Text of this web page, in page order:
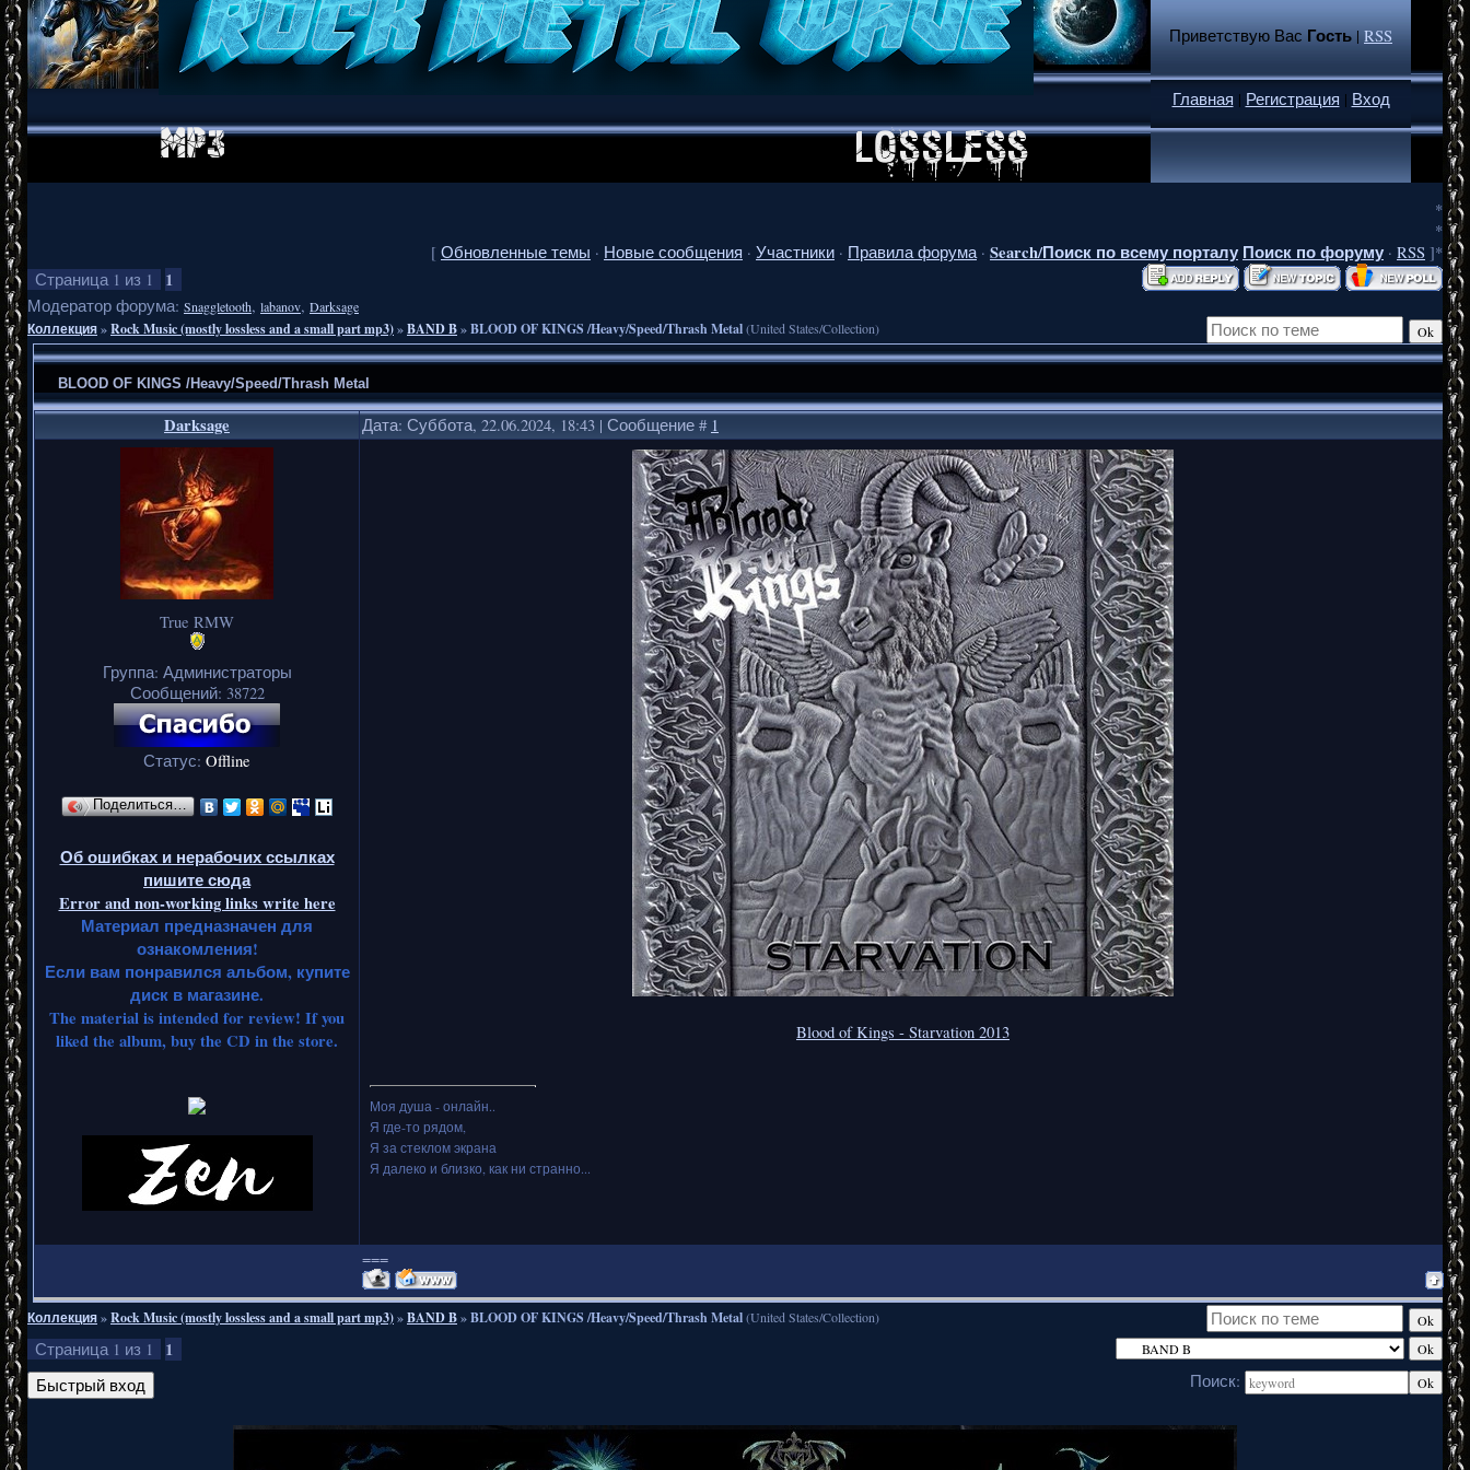
Приветствую Вас Гость|RSS
Главная | Регистрация | Вход
*
*
[ Обновленные темы · Новые сообщения · Участники · Правила форума · Search/Поиск по всему порталу Поиск по форуму · RSS ]*
Страница 1 из 1 1
Модератор форума: Snaggletooth, labanov, Darksage
Коллекция»Rock Music (mostly lossless and a small part mp3)»BAND B»BLOOD OF KINGS /Heavy/Speed/Thrash Metal(United States/Collection)
BLOOD OF KINGS /Heavy/Speed/Thrash Metal
Darksage Дата: Суббота, 22.06.2024, 18:43 | Сообщение # 1
True RMW
Группа: Администраторы
Сообщений: 38722
Статус: Offline
Поделиться…
Об ошибках и нерабочих ссылках
пишите сюда
Error and non-working links write here
Материал предназначен для
ознакомления!
Если вам понравился альбом, купите
диск в магазине.
The material is intended for review! If you
liked the album, buy the CD in the store.
Blood of Kings - Starvation 2013
Моя душа - онлайн..
Я где-то рядом,
Я за стеклом экрана
Я далеко и близко, как ни странно...
===
Коллекция»Rock Music (mostly lossless and a small part mp3)»BAND B»BLOOD OF KINGS /Heavy/Speed/Thrash Metal(United States/Collection)
Страница 1 из 1 1
Поиск: